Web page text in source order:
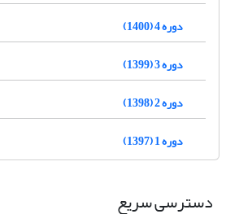
دوره 4 (1400)
دوره 3 (1399)
دوره 2 (1398)
دوره 1 (1397)
دسترسی سریع